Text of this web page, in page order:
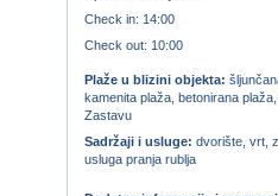
Check in: 14:00
Check out: 10:00
Plaže u blizini objekta:
kamenita plaža, betonirana
Zastavu
Sadržaji i usluge: dvorište, vrt,
usluga pranja rublja